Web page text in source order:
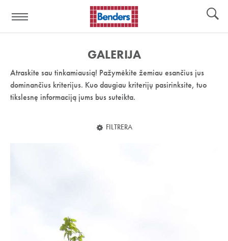
nuoroda:
GALERIJA
Atraskite sau tinkamiausią! Pažymėkite žemiau esančius jus
dominančius kriterijus. Kuo daugiau kriterijų pasirinksite, tuo
tikslesnę informaciją jums bus suteikta.
FILTRERA